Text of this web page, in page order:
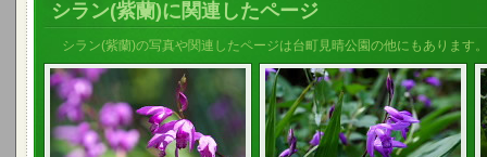
シラン(紫蘭)に関連したページ
シラン(紫蘭)の写真や関連したページは台町見晴公園の他にもあります。